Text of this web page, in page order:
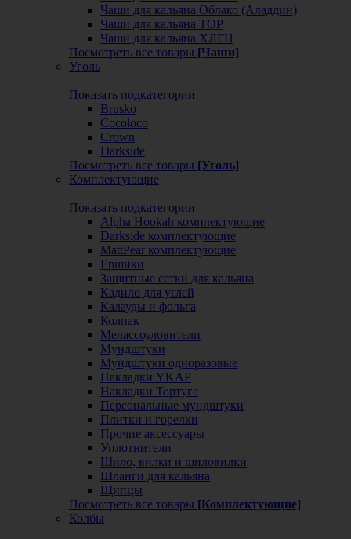
Чаши для кальяна Облако (Аладдин)
Чаши для кальяна ТОР
Чаши для кальяна ХЛГН
Посмотреть все товары [Чаши]
Уголь
Показать подкатегории
Brusko
Cocoloco
Crown
Darkside
Посмотреть все товары [Уголь]
Комплектующие
Показать подкатегории
Alpha Hookah комплектующие
Darkside комплектующие
MattPear комплектующие
Ершики
Защитные сетки для кальяна
Кадило для углей
Калауды и фольга
Колпак
Мелассоуловители
Мундштуки
Мундштуки одноразовые
Накладки YKAP
Накладки Тортуга
Персональные мундштуки
Плитки и горелки
Прочие аксессуары
Уплотнители
Шило, вилки и шиловилки
Шланги для кальяна
Щипцы
Посмотреть все товары [Комплектующие]
Колбы